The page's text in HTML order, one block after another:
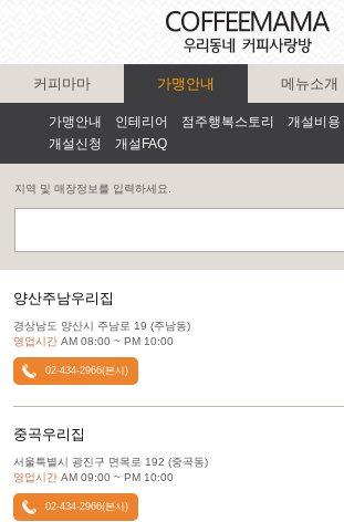
커피마마 가맹안내
가맹안내 인테리어 점주행복스토리
개설비용
개설신청
개설FAQ
메뉴소개
지역 및 매장정보를 입력하세요.
양산주남우리집
경상남도 양산시 주남로 19 (주남동)
영업시간 AM 08:00 ~ PM 10:00
02-434-2966(본사)
중곡우리집
서울특별시 광진구 면목로 192 (중곡동)
영업시간 AM 09:00 ~ PM 10:00
02-434-2966(본사)